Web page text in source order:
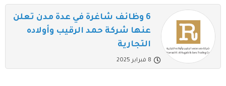
6 وظائف شاغرة في عدة مدن تعلن
عنها شركة حمد الرقيب وأولاده
التجارية
8 فبراير 2025